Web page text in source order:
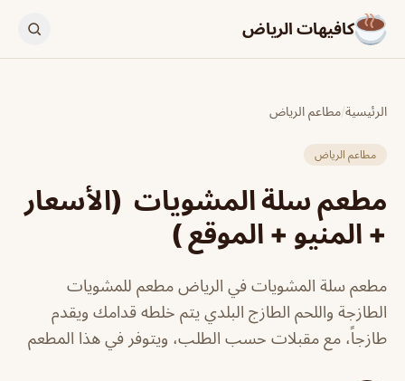
كافيهات الرياض
الرئيسية/مطاعم الرياض
مطاعم الرياض
مطعم سلة المشويات (الأسعار
+ المنيو + الموقع )
مطعم سلة المشويات في الرياض مطعم للمشويات
الطازجة واللحم الطازج البلدي يتم خلطه قدامك ويقدم
طازجاً، مع مقبلات حسب الطلب، ويتوفر في هذا المطعم